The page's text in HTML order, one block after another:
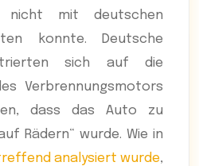
nicht mit deutschen
konnte. Deutsche
sich auf die
Verbrennungsmotors
dass das Auto zu
Rädern“ wurde. Wie in
analysiert wurde,